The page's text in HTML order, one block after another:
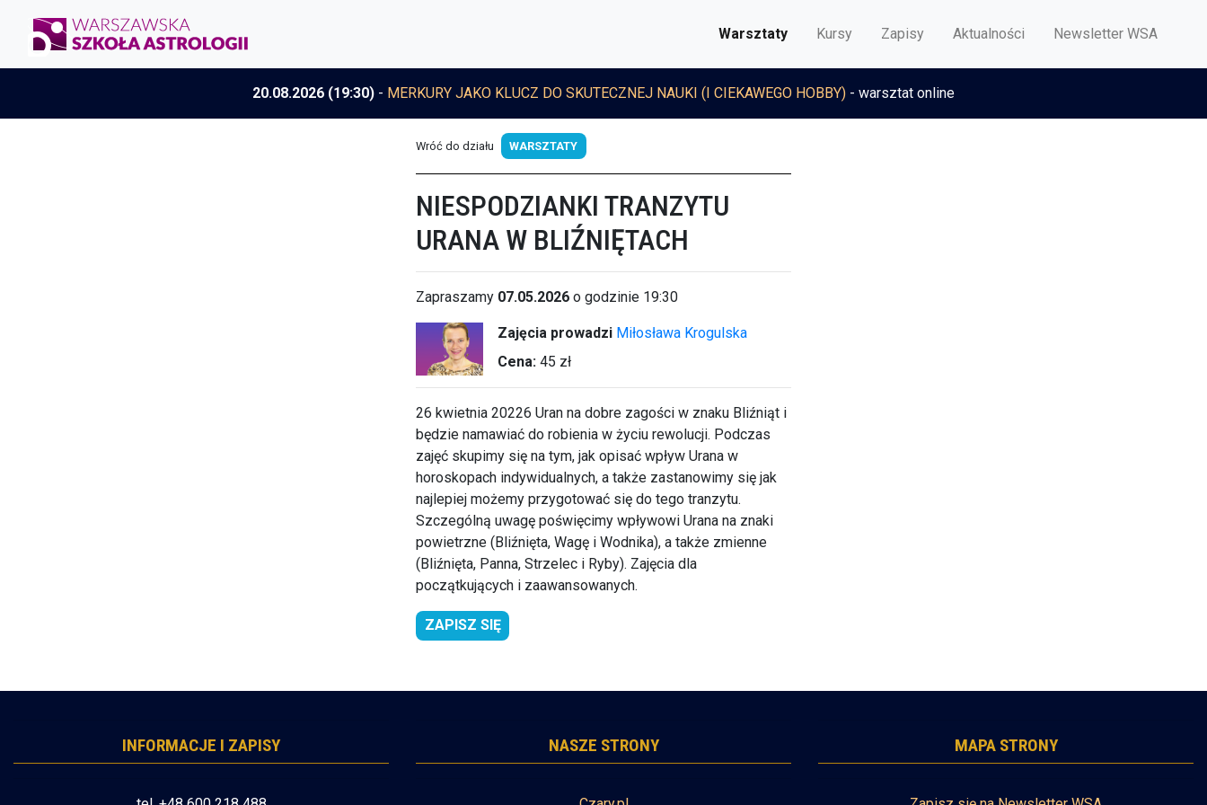
Warsztaty Kursy Zapisy Aktualności Newsletter WSA
20.08.2026 (19:30) - MERKURY JAKO KLUCZ DO SKUTECZNEJ NAUKI (I CIEKAWEGO HOBBY) - warsztat online
Wróć do działu WARSZTATY
NIESPODZIANKI TRANZYTU
URANA W BLIŹNIĘTACH
Zapraszamy 07.05.2026 o godzinie 19:30
Zajęcia prowadzi Miłosława Krogulska
Cena: 45 zł
26 kwietnia 20226 Uran na dobre zagości w znaku Bliźniąt i
będzie namawiać do robienia w życiu rewolucji. Podczas
zajęć skupimy się na tym, jak opisać wpływ Urana w
horoskopach indywidualnych, a także zastanowimy się jak
najlepiej możemy przygotować się do tego tranzytu.
Szczególną uwagę poświęcimy wpływowi Urana na znaki
powietrzne (Bliźnięta, Wagę i Wodnika), a także zmienne
(Bliźnięta, Panna, Strzelec i Ryby). Zajęcia dla
początkujących i zaawansowanych.
ZAPISZ SIĘ
INFORMACJE I ZAPISY NASZE STRONY MAPA STRONY